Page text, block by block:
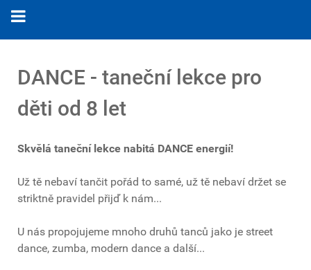
DANCE - taneční lekce pro
děti od 8 let
Skvělá taneční lekce nabitá DANCE energií!
Už tě nebaví tančit pořád to samé, už tě nebaví držet se
striktně pravidel přijď k nám...
U nás propojujeme mnoho druhů tanců jako je street
dance, zumba, modern dance a další...